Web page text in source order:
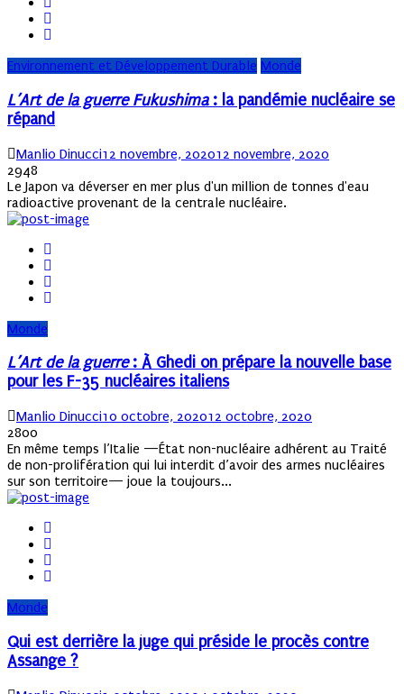
Environnement et Développement Durable Monde
L’Art de la guerre Fukushima : la pandémie nucléaire se
répand
Author
Manlio DinucciPosted
12 novembre, 202012 novembre, 2020
2948
Le Japon va déverser en mer plus d'un million de tonnes d'eau
radioactive provenant de la centrale nucléaire.
Monde
L’Art de la guerre: À Ghedi on prépare la nouvelle base
pour les F-35 nucléaires italiens
Author
Manlio DinucciPosted
10 octobre, 202012 octobre, 2020
2800
En même temps l’Italie —État non-nucléaire adhérent au Traité
de non-prolifération qui lui interdit d’avoir des armes nucléaires
sur son territoire— joue la toujours...
Monde
Qui est derrière la juge qui préside le procès contre
Assange ?